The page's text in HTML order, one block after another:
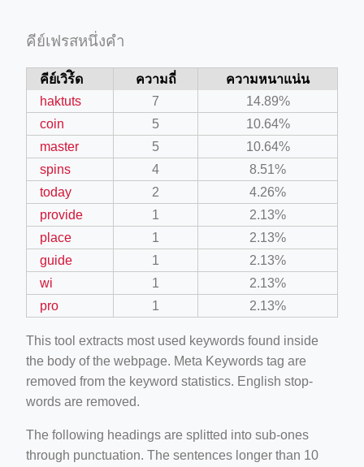
คีย์เฟรสหนึ่งคำ
คีย์เวิร์ิด ความถี่
ความหนาแน่น
haktuts
7
14.89%
coin
5
10.64%
master
5
10.64%
spins
4
8.51%
today
2
4.26%
provide
1
2.13%
place
1
2.13%
guide
1
2.13%
wi
1
2.13%
pro
1 2.13%
This tool extracts most used keywords found inside
the body of the webpage. Meta Keywords tag are
removed from the keyword statistics. English stop-
words are removed.
The following headings are splitted into sub-ones
through punctuation. The sentences longer than 10